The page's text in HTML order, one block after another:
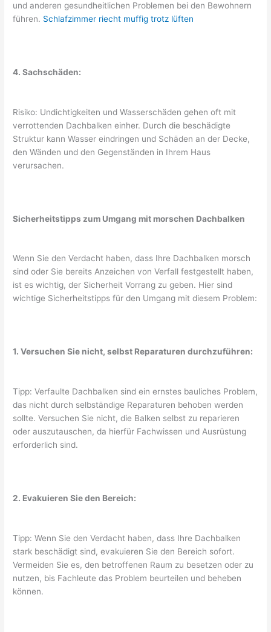
und anderen gesundheitlichen Problemen bei den Bewohnern
führen. Schlafzimmer riecht muffig trotz lüften
4. Sachschäden:
Risiko: Undichtigkeiten und Wasserschäden gehen oft mit
verrottenden Dachbalken einher. Durch die beschädigte
Struktur kann Wasser eindringen und Schäden an der Decke,
den Wänden und den Gegenständen in Ihrem Haus
verursachen.
Sicherheitstipps zum Umgang mit morschen Dachbalken
Wenn Sie den Verdacht haben, dass Ihre Dachbalken morsch
sind oder Sie bereits Anzeichen von Verfall festgestellt haben,
ist es wichtig, der Sicherheit Vorrang zu geben. Hier sind
wichtige Sicherheitstipps für den Umgang mit diesem Problem:
1. Versuchen Sie nicht, selbst Reparaturen durchzuführen:
Tipp: Verfaulte Dachbalken sind ein ernstes bauliches Problem,
das nicht durch selbständige Reparaturen behoben werden
sollte. Versuchen Sie nicht, die Balken selbst zu reparieren
oder auszutauschen, da hierfür Fachwissen und Ausrüstung
erforderlich sind.
2. Evakuieren Sie den Bereich:
Tipp: Wenn Sie den Verdacht haben, dass Ihre Dachbalken
stark beschädigt sind, evakuieren Sie den Bereich sofort.
Vermeiden Sie es, den betroffenen Raum zu besetzen oder zu
nutzen, bis Fachleute das Problem beurteilen und beheben
können.